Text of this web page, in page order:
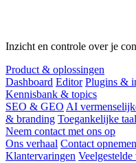
Inzicht en controle over je
Product & oplossingen
Dashboard Editor Plugins &
Kennisbank & topics
SEO & GEO AI
& branding Toegankelijke taal
Neem contact met ons op
Ons verhaal Contact opnemen
Klantervaringen Veelgestelde